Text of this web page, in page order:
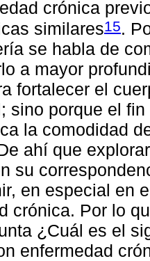
crónica
similares15.
se habla de
a mayor
fortalecer el
sino porque el
la comodidad
ahí que
su
en especial en
crónica. Por lo
¿Cuál es el
enfermedad